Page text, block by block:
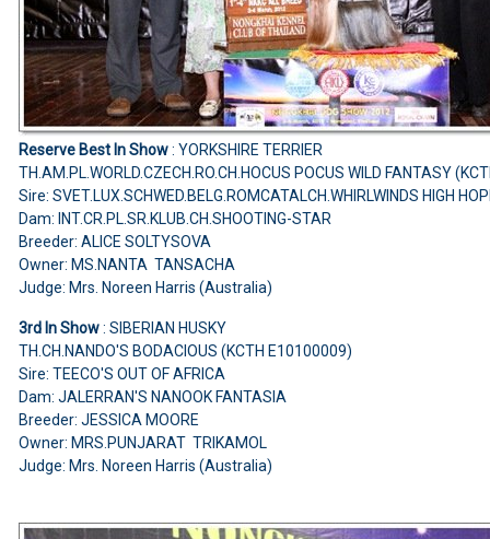
Reserve Best In Show: YORKSHIRE TERRIER
TH.AM.PL.WORLD.CZECH.RO.CH.HOCUS POCUS WILD FANTASY
Sire: SVET.LUX.SCHWED.BELG.ROMCATALCH.WHIRLWINDS HIGH
Dam: INT.CR.PL.SR.KLUB.CH.SHOOTING-STAR
Breeder: ALICE SOLTYSOVA
Owner: MS.NANTA TANSACHA
Judge: Mrs. Noreen Harris (Australia)
3rd In Show: SIBERIAN HUSKY
TH.CH.NANDO'S BODACIOUS (KCTH E10100009)
Sire: TEECO'S OUT OF AFRICA
Dam: JALERRAN'S NANOOK FANTASIA
Breeder: JESSICA MOORE
Owner: MRS.PUNJARAT TRIKAMOL
Judge: Mrs. Noreen Harris (Australia)